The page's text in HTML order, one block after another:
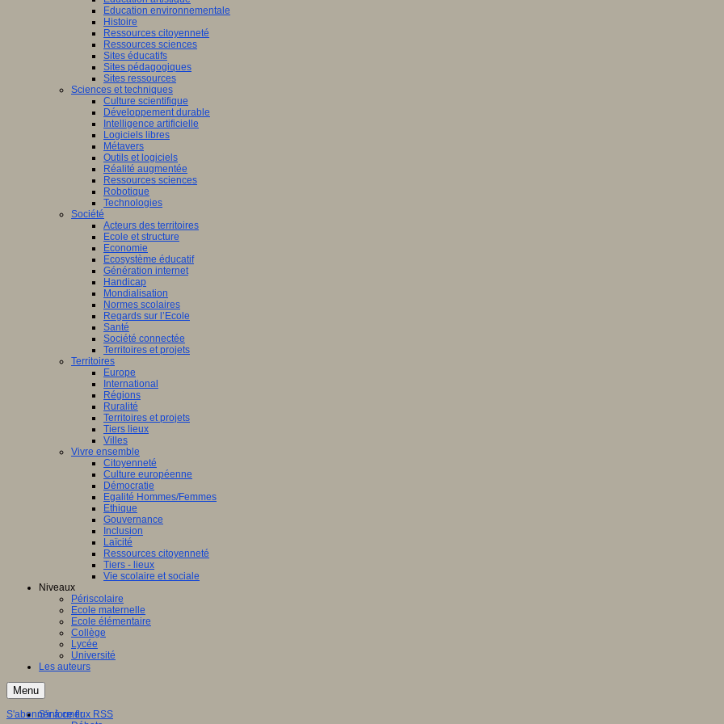
Education environnementale
Histoire
Ressources citoyenneté
Ressources sciences
Sites éducatifs
Sites pédagogiques
Sites ressources
Sciences et techniques
Culture scientifique
Développement durable
Intelligence artificielle
Logiciels libres
Métavers
Outils et logiciels
Réalité augmentée
Ressources sciences
Robotique
Technologies
Société
Acteurs des territoires
Ecole et structure
Economie
Ecosystème éducatif
Génération internet
Handicap
Mondialisation
Normes scolaires
Regards sur l’Ecole
Santé
Société connectée
Territoires et projets
Territoires
Europe
International
Régions
Ruralité
Territoires et projets
Tiers lieux
Villes
Vivre ensemble
Citoyenneté
Culture européenne
Démocratie
Egalité Hommes/Femmes
Ethique
Gouvernance
Inclusion
Laïcité
Ressources citoyenneté
Tiers - lieux
Vie scolaire et sociale
Niveaux
Périscolaire
Ecole maternelle
Ecole élémentaire
Collège
Lycée
Université
Les auteurs
Menu
S'informer
S'abonner à ce flux RSS